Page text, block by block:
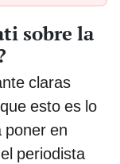
sobre la
claras
esto es lo
poner en
periodista